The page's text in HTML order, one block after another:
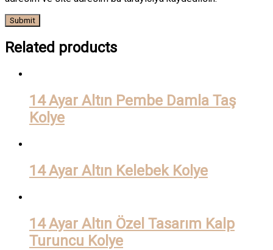
Related products
14 Ayar Altın Pembe Damla Taş
Kolye
14 Ayar Altın Kelebek Kolye
14 Ayar Altın Özel Tasarım Kalp
Turuncu Kolye